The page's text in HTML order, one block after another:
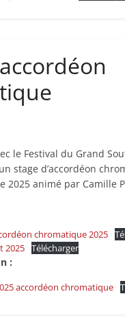
le Festival du Grand
stage d’accordéon
2025 animé par Camille
chromatique 2025
2025 Télécharger
:
accordéon chromatique